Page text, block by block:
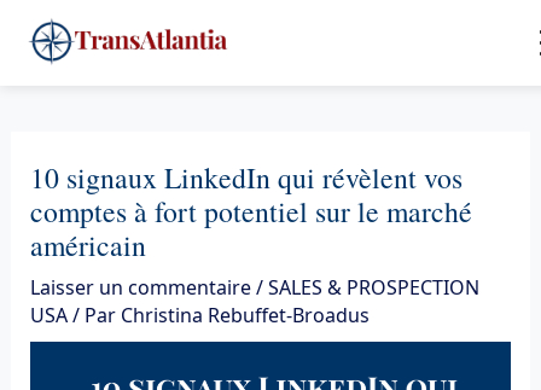
au
contenu
10 signaux LinkedIn qui révèlent vos
comptes à fort potentiel sur le marché
américain
Laisser un commentaire/SALES & PROSPECTION
USA/ Par Christina Rebuffet-Broadus